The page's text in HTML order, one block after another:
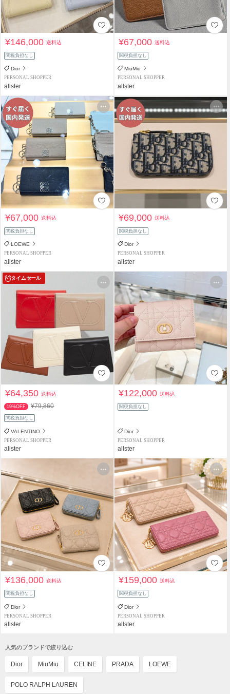
¥146,000送料込
関税負担なし
Dior
PERSONAL SHOPPER
allster
¥67,000送料込
関税負担なし
MiuMiu
PERSONAL SHOPPER
allster
¥67,000送料込
関税負担なし
LOEWE
PERSONAL SHOPPER
allster
¥69,000送料込
関税負担なし
Dior
PERSONAL SHOPPER
allster
タイムセール
¥64,350送料込
19%OFF ¥79,860
関税負担なし
VALENTINO
PERSONAL SHOPPER
allster
¥122,000送料込
関税負担なし
Dior
PERSONAL SHOPPER
allster
¥136,000送料込
関税負担なし
Dior
PERSONAL SHOPPER
allster
¥159,000送料込
関税負担なし
Dior
PERSONAL SHOPPER
allster
人気のブランドで絞り込む
Dior MiuMiu CELINE PRADA LOEWE
POLO RALPH LAUREN